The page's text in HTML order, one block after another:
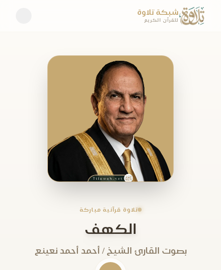
شبكة تلاوة
للقرآن الكريم
تلاوة قرآنية مباركة
الكهف
بصوت القارئ الشيخ / أحمد أحمد نعينع